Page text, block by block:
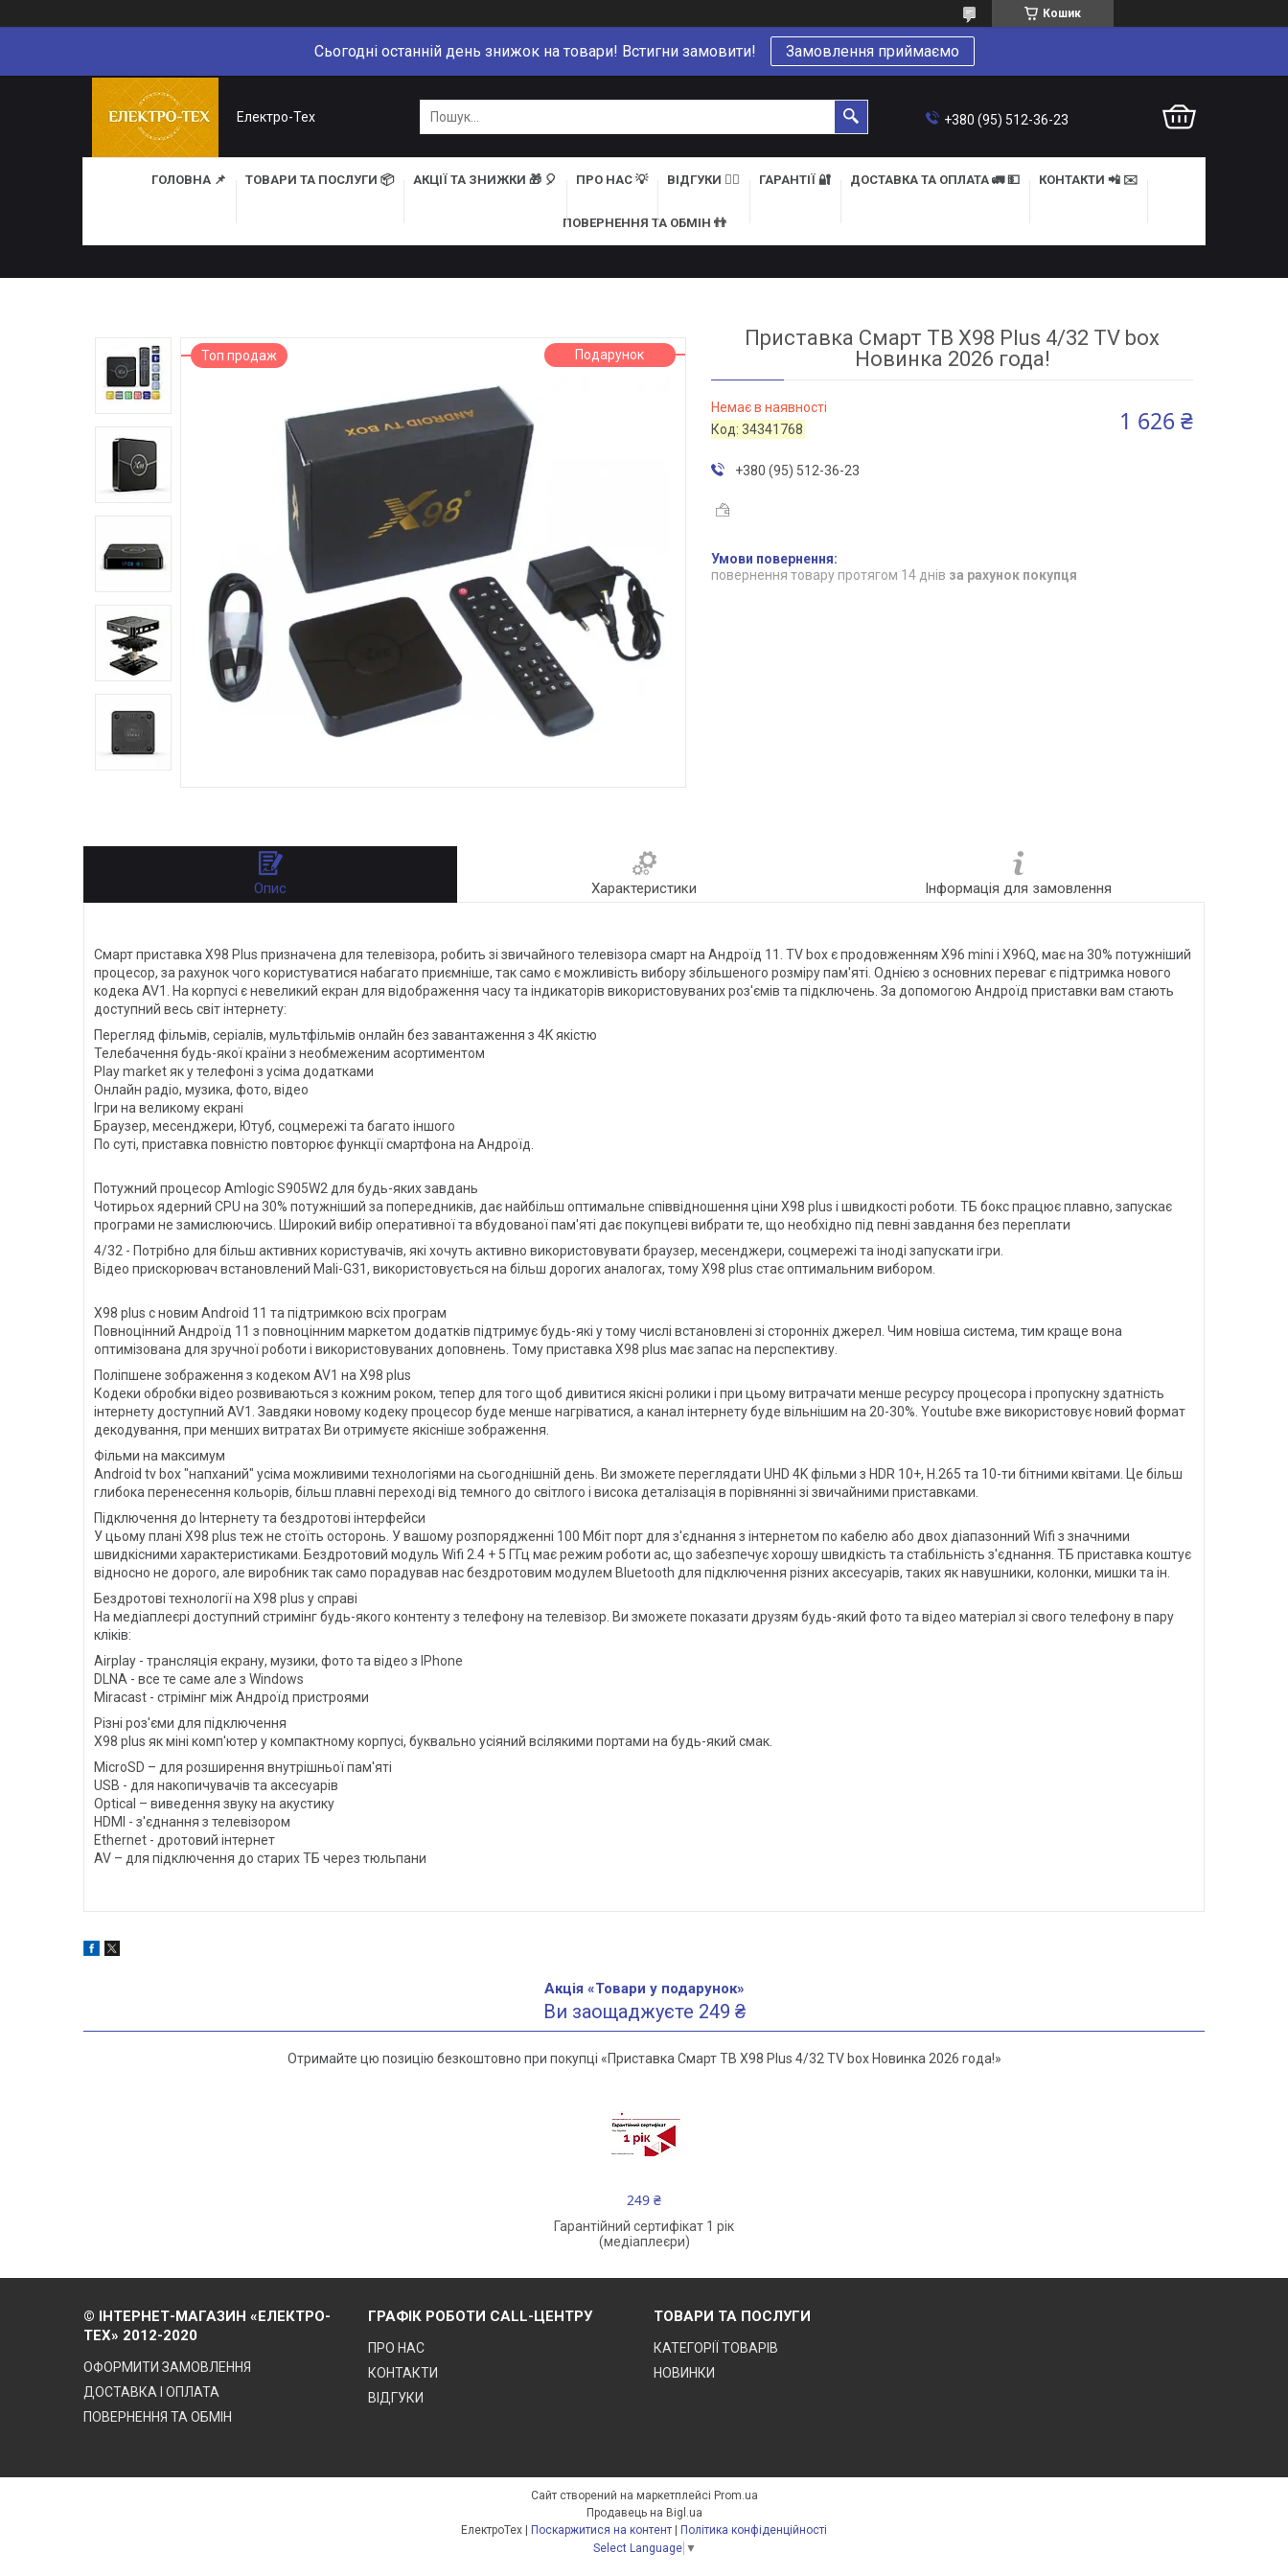
Кошик
Сьогодні останній день знижок на товари! Встигни замовити! Замовлення приймаємо
Електро-Тех +380 (95) 512-36-23
ГОЛОВНА 📌 ТОВАРИ ТА ПОСЛУГИ 📦 АКЦІЇ ТА ЗНИЖКИ 🎁 🎈 ПРО НАС 💡 ВІДГУКИ 👍🏻 ГАРАНТІЇ 🔐 ДОСТАВКА ТА ОПЛАТА 🚛 💵 КОНТАКТИ 📲 ✉️
ПОВЕРНЕННЯ ТА ОБМІН 👬
Топ продаж Подарунок
Приставка Смарт ТВ X98 Plus 4/32 TV box
Новинка 2026 года!
Немає в наявності
Код:34341768 1 626 ₴
+380 (95) 512-36-23
повернення товару протягом 14 днів за рахунок покупця
Опис Характеристики Інформація для замовлення
Смарт приставка X98 Plus призначена для телевізора, робить зі звичайного телевізора смарт на Андроїд 11. TV box є продовженням X96 mini і X96Q, має на 30% потужніший
процесор, за рахунок чого користуватися набагато приємніше, так само є можливість вибору збільшеного розміру пам'яті. Однією з основних переваг є підтримка нового
кодека AV1. На корпусі є невеликий екран для відображення часу та індикаторів використовуваних роз'ємів та підключень. За допомогою Андроїд приставки вам стають
доступний весь світ інтернету:
Перегляд фільмів, серіалів, мультфільмів онлайн без завантаження з 4K якістю
Телебачення будь-якої країни з необмеженим асортиментом
Play market як у телефоні з усіма додатками
Онлайн радіо, музика, фото, відео
Ігри на великому екрані
Браузер, месенджери, Ютуб, соцмережі та багато іншого
По суті, приставка повністю повторює функції смартфона на Андроїд.
Потужний процесор Amlogic S905W2 для будь-яких завдань
Чотирьох ядерний CPU на 30% потужніший за попередників, дає найбільш оптимальне співвідношення ціни X98 plus і швидкості роботи. ТБ бокс працює плавно, запускає
програми не замислюючись. Широкий вибір оперативної та вбудованої пам'яті дає покупцеві вибрати те, що необхідно під певні завдання без переплати
4/32 - Потрібно для більш активних користувачів, які хочуть активно використовувати браузер, месенджери, соцмережі та іноді запускати ігри.
Відео прискорювач встановлений Mali-G31, використовується на більш дорогих аналогах, тому X98 plus стає оптимальним вибором.
X98 plus c новим Android 11 та підтримкою всіх програм
Повноцінний Андроїд 11 з повноцінним маркетом додатків підтримує будь-які у тому числі встановлені зі сторонніх джерел. Чим новіша система, тим краще вона
оптимізована для зручної роботи і використовуваних доповнень. Тому приставка X98 plus має запас на перспективу.
Поліпшене зображення з кодеком AV1 на X98 plus
Кодеки обробки відео розвиваються з кожним роком, тепер для того щоб дивитися якісні ролики і при цьому витрачати менше ресурсу процесора і пропускну здатність
інтернету доступний AV1. Завдяки новому кодеку процесор буде менше нагріватися, а канал інтернету буде вільнішим на 20-30%. Youtube вже використовує новий формат
декодування, при менших витратах Ви отримуєте якісніше зображення.
Фільми на максимум
Android tv box "напханий" усіма можливими технологіями на сьогоднішній день. Ви зможете переглядати UHD 4K фільми з HDR 10+, H.265 та 10-ти бітними квітами. Це більш
глибока перенесення кольорів, більш плавні переході від темного до світлого і висока деталізація в порівнянні зі звичайними приставками.
Підключення до Інтернету та бездротові інтерфейси
У цьому плані X98 plus теж не стоїть осторонь. У вашому розпорядженні 100 Мбіт порт для з'єднання з інтернетом по кабелю або двох діапазонний Wifi з значними
швидкісними характеристиками. Бездротовий модуль Wifi 2.4 + 5 ГГц має режим роботи ac, що забезпечує хорошу швидкість та стабільність з'єднання. ТБ приставка коштує
відносно не дорого, але виробник так само порадував нас бездротовим модулем Bluetooth для підключення різних аксесуарів, таких як навушники, колонки, мишки та ін.
Бездротові технології на X98 plus у справі
На медіаплеєрі доступний стримінг будь-якого контенту з телефону на телевізор. Ви зможете показати друзям будь-який фото та відео матеріал зі свого телефону в пару
кліків:
Airplay - трансляція екрану, музики, фото та відео з IPhone
DLNA - все те саме але з Windows
Miracast - стрімінг між Андроїд пристроями
Різні роз'єми для підключення
X98 plus як міні комп'ютер у компактному корпусі, буквально усіяний всілякими портами на будь-який смак.
MicroSD – для розширення внутрішньої пам'яті
USB - для накопичувачів та аксесуарів
Optical – виведення звуку на акустику
HDMI - з'єднання з телевізором
Ethernet - дротовий інтернет
AV – для підключення до старих ТБ через тюльпани
Акція «Товари у подарунок»
Ви заощаджуєте 249 ₴
Отримайте цю позицію безкоштовно при покупці «Приставка Смарт ТВ X98 Plus 4/32 TV box Новинка 2026 года!»
249 ₴
Гарантійний сертифікат 1 рік
(медіаплеєри)
© ІНТЕРНЕТ-МАГАЗИН «ЕЛЕКТРО-
ТЕХ» 2012-2020
ОФОРМИТИ ЗАМОВЛЕННЯ
ДОСТАВКА І ОПЛАТА
ПОВЕРНЕННЯ ТА ОБМІН
ГРАФІК РОБОТИ CALL-ЦЕНТРУ
ПРО НАС
КОНТАКТИ
ВІДГУКИ
ТОВАРИ ТА ПОСЛУГИ
КАТЕГОРІЇ ТОВАРІВ
НОВИНКИ
Сайт створений на маркетплейсі Prom.ua
Продавець на Bigl.ua
Поскаржитися на контент
Політика конфіденційності
Select Language ▼